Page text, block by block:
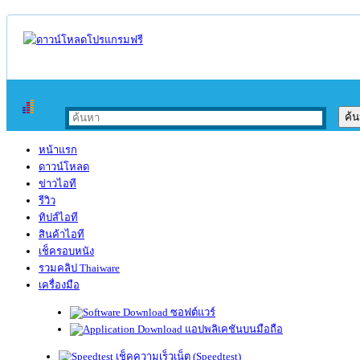
หน้าแรก
ดาวน์โหลด
ข่าวไอที
รีวิว
ทิปส์ไอที
สินค้าไอที
เช็ครอบหนัง
รวมคลิป Thaiware
เครื่องมือ
ซอฟต์แวร์
แอปพลิเคชันบนมือถือ
เช็คความเร็วเน็ต (Speedtest)